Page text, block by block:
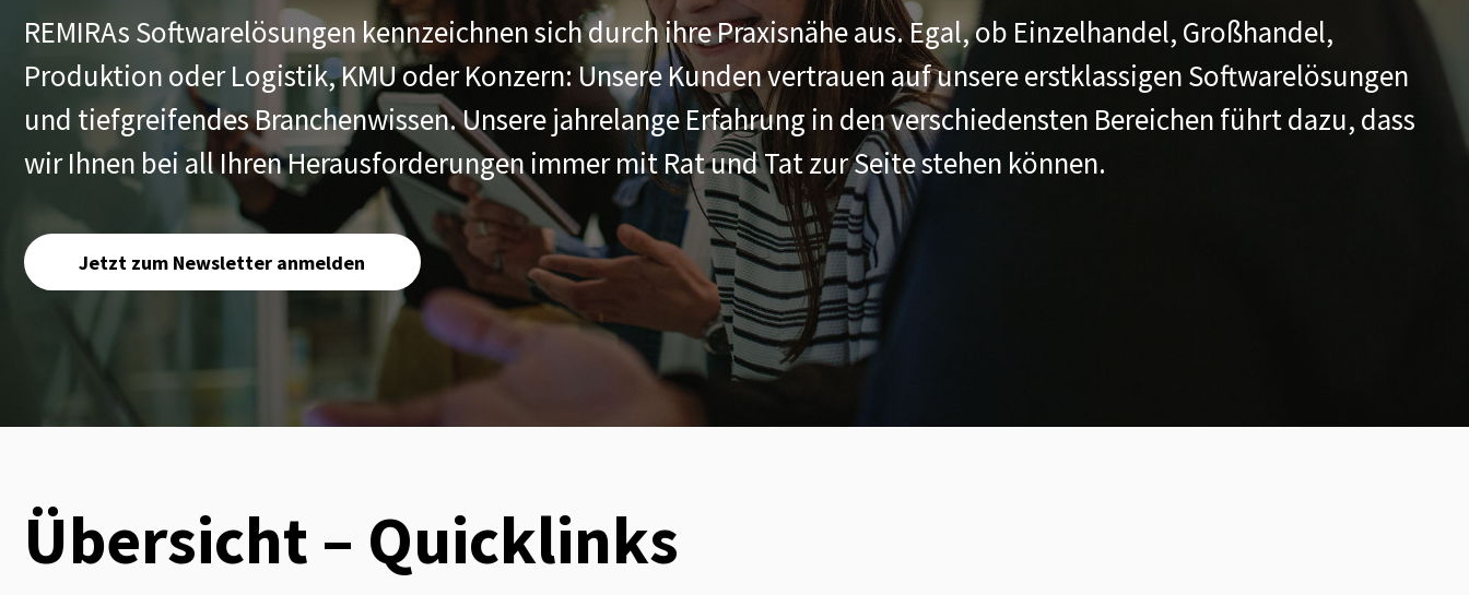
REMIRAs Softwarelösungen kennzeichnen sich durch ihre Praxisnähe aus. Egal, ob Einzelhandel, Großhandel,
Produktion oder Logistik, KMU oder Konzern: Unsere Kunden vertrauen auf unsere erstklassigen Softwarelösungen
und tiefgreifendes Branchenwissen. Unsere jahrelange Erfahrung in den verschiedensten Bereichen führt dazu, dass
wir Ihnen bei all Ihren Herausforderungen immer mit Rat und Tat zur Seite stehen können.
Jetzt zum Newsletter anmelden
Übersicht – Quicklinks